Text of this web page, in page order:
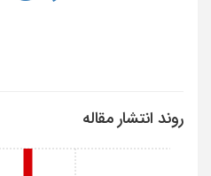
روند انتشار مقاله